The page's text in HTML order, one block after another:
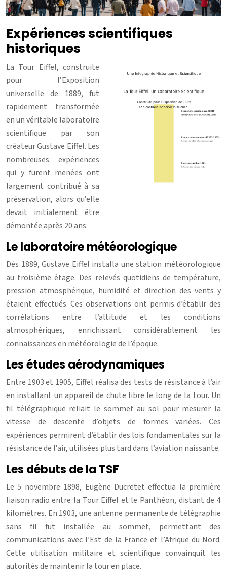
Expériences scientifiques
historiques
La Tour Eiffel, construite
pour l’Exposition
universelle de 1889, fut
rapidement transformée
en un véritable laboratoire
scientifique par son
créateur Gustave Eiffel. Les
nombreuses expériences
qui y furent menées ont
largement contribué à sa
préservation, alors qu’elle
devait initialement être
démontée après 20 ans.
Le laboratoire météorologique
Dès 1889, Gustave Eiffel installa une station météorologique
au troisième étage. Des relevés quotidiens de température,
pression atmosphérique, humidité et direction des vents y
étaient effectués. Ces observations ont permis d’établir des
corrélations entre l’altitude et les conditions
atmosphériques, enrichissant considérablement les
connaissances en météorologie de l’époque.
Les études aérodynamiques
Entre 1903 et 1905, Eiffel réalisa des tests de résistance à l’air
en installant un appareil de chute libre le long de la tour. Un
fil télégraphique reliait le sommet au sol pour mesurer la
vitesse de descente d’objets de formes variées. Ces
expériences permirent d’établir des lois fondamentales sur la
résistance de l’air, utilisées plus tard dans l’aviation naissante.
Les débuts de la TSF
Le 5 novembre 1898, Eugène Ducretet effectua la première
liaison radio entre la Tour Eiffel et le Panthéon, distant de 4
kilomètres. En 1903, une antenne permanente de télégraphie
sans fil fut installée au sommet, permettant des
communications avec l’Est de la France et l’Afrique du Nord.
Cette utilisation militaire et scientifique convainquit les
autorités de maintenir la tour en place.